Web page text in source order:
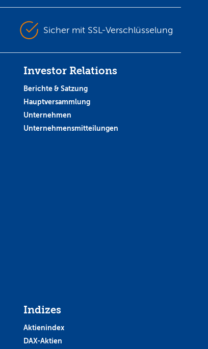
Sicher mit SSL-Verschlüsselung
Investor Relations
Berichte & Satzung
Hauptversammlung
Unternehmen
Unternehmensmitteilungen
Indizes
Aktienindex
DAX-Aktien